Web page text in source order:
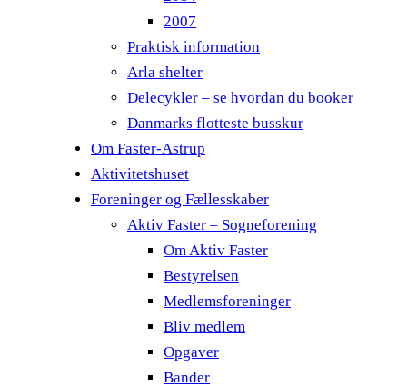
2007
Praktisk information
Arla shelter
Delecykler – se hvordan du booker
Danmarks flotteste busskur
Om Faster-Astrup
Aktivitetshuset
Foreninger og Fællesskaber
Aktiv Faster – Sogneforening
Om Aktiv Faster
Bestyrelsen
Medlemsforeninger
Bliv medlem
Opgaver
Bander